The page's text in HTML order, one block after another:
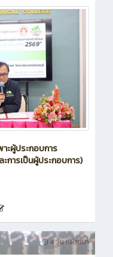
ะผู้ประกอบการ
การเป็นผู้ประกอบการ)
4 วัน ที่ผ่านมา